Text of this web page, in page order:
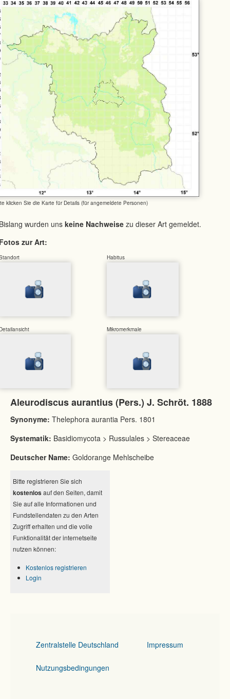
klicken Sie die Karte für Details (für angemeldete Personen)
wurden uns keine Nachweise zu dieser Art gemeldet.
zur Art:
Habitus
Mikromerkmale
Aleurodiscus aurantius (Pers.) J. Schröt. 1888
Synonyme: Thelephora aurantia Pers. 1801
Systematik: Basidiomycota > Russulales > Stereaceae
Deutscher Name: Goldorange Mehlscheibe
Bitte registrieren Sie sich
kostenlos auf den Seiten, damit
Sie auf alle Informationen und
Fundstellendaten zu den Arten
Zugriff erhalten und die volle
Funktionalität der internetseite
nutzen können:
Kostenlos registrieren
Login
Zentralstelle Deutschland Impressum
Nutzungsbedingungen